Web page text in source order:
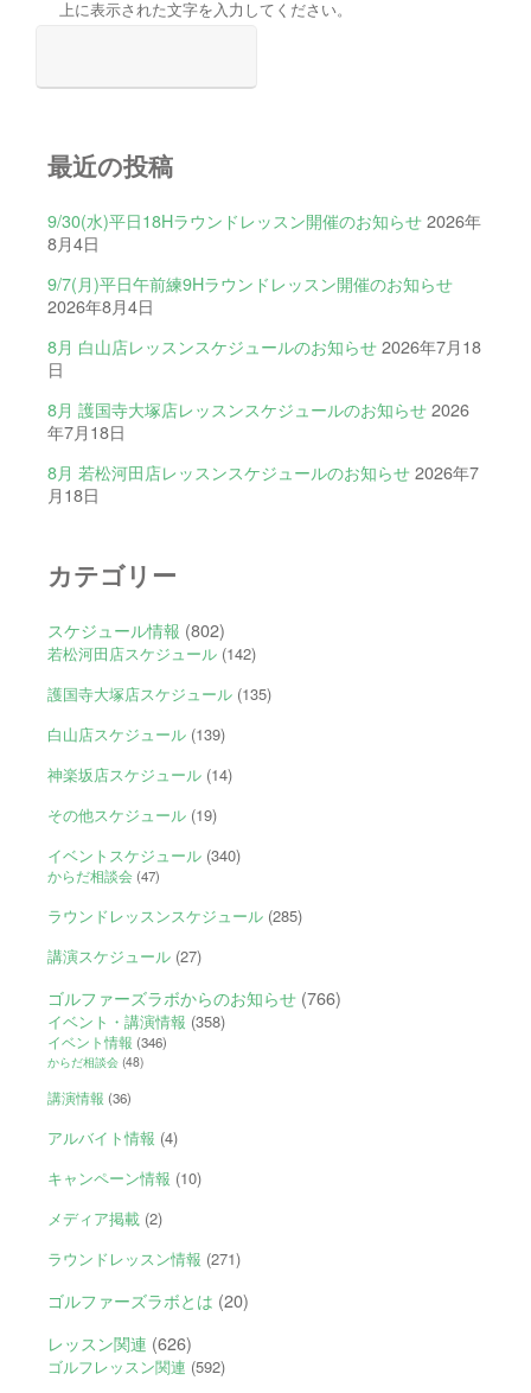
上に表示された文字を入力してください。
最近の投稿
9/30(水)平日18Hラウンドレッスン開催のお知らせ 2026年
8月4日
9/7(月)平日午前練9Hラウンドレッスン開催のお知らせ
2026年8月4日
8月 白山店レッスンスケジュールのお知らせ 2026年7月18
日
8月 護国寺大塚店レッスンスケジュールのお知らせ 2026
年7月18日
8月 若松河田店レッスンスケジュールのお知らせ 2026年7
月18日
カテゴリー
スケジュール情報 (802)
若松河田店スケジュール(142)
護国寺大塚店スケジュール(135)
白山店スケジュール(139)
神楽坂店スケジュール(14)
その他スケジュール(19)
イベントスケジュール(340)
からだ相談会(47)
ラウンドレッスンスケジュール(285)
講演スケジュール(27)
ゴルファーズラボからのお知らせ(766)
イベント・講演情報 (358)
イベント情報 (346)
からだ相談会(48)
講演情報 (36)
アルバイト情報 (4)
キャンペーン情報 (10)
メディア掲載(2)
ラウンドレッスン情報 (271)
ゴルファーズラボとは (20)
レッスン関連 (626)
ゴルフレッスン関連 (592)